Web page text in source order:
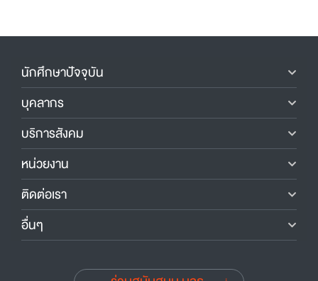
นักศึกษาปัจจุบัน
บุคลากร
บริการสังคม
หน่วยงาน
ติดต่อเรา
อื่นๆ